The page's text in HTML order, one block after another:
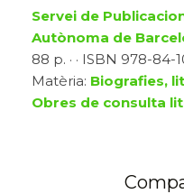
Servei de
Autònoma de
88 p. · · ISBN 978-84-
Matèria: Biografies,
Obres de consulta